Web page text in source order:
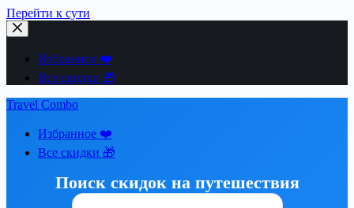
Перейти к сути
Избранное ❤️
Все скидки 🎁
Travel Combo
Избранное ❤️
Все скидки 🎁
Поиск скидок на путешествия